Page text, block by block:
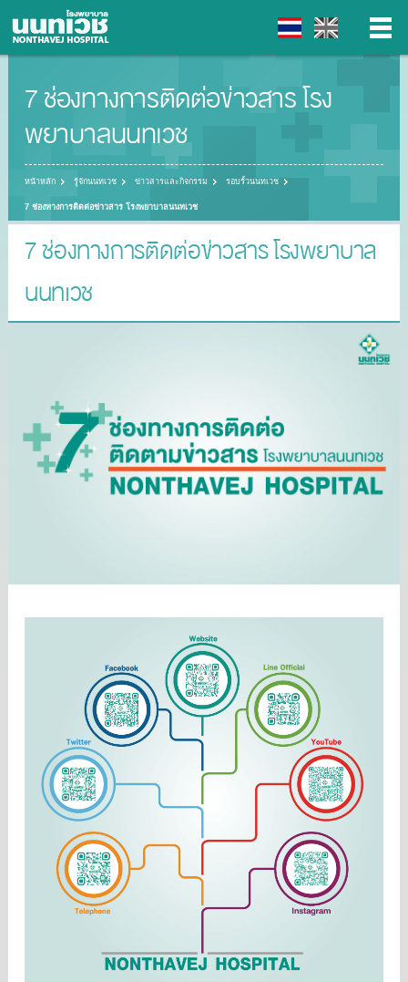
7 ช่องทางการติดต่อข่าวสาร โรง
พยาบาลนนทเวช
หน้าหลัก รู้จักนนทเวช ข่าวสารและกิจกรรม รอบรั้วนนทเวช
7 ช่องทางการติดต่อข่าวสาร โรงพยาบาลนนทเวช
7 ช่องทางการติดต่อข่าวสาร โรงพยาบาล
นนทเวช